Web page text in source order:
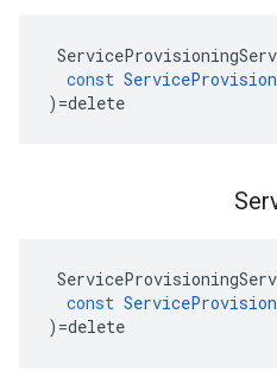
const
) =delete
const
) =delete